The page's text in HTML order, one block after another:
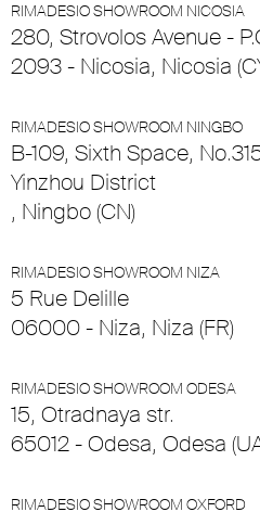
RIMADESIO SHOWROOM NICOSIA
280, Strovolos Avenue -
2093 - Nicosia, Nicosia
RIMADESIO SHOWROOM NINGBO
B-109, Sixth Space,
Yinzhou District
, Ningbo (CN)
RIMADESIO SHOWROOM NIZA
5 Rue Delille
06000 - Niza, Niza (FR)
RIMADESIO SHOWROOM ODESA
15, Otradnaya str.
65012 - Odesa, Odesa
RIMADESIO SHOWROOM OXFORD